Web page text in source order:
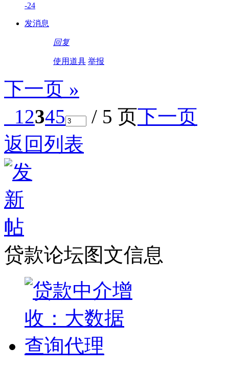
-24
发消息
回复
使用道具 举报
下一页 »
12345 / 5 页下一页
返回列表
贷款论坛图文信息